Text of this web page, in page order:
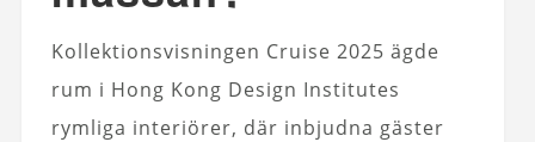
Kollektionsvisningen Cruise 2025 ägde
rum i Hong Kong Design Institutes
rymliga interiörer, där inbjudna gäster